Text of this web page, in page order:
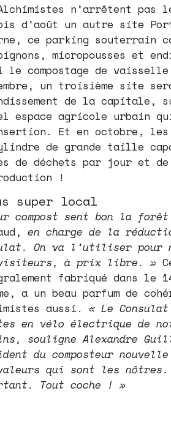
n’arrêtent pas
d’août un autre site
ce parking souterrain
micropousses et
le compostage de
un troisième site
de la capitale,
espace agricole urbain
Et en octobre,
de grande taille
de déchets par jour et
!
super local
compost sent bon la forêt
en charge de la
On va l’utiliser pour
à prix libre. »
fabriqué dans le
a un beau parfum de
aussi. « Le
en vélo électrique de
souligne Alexandre
du composteur
qui sont les
Tout coche ! »